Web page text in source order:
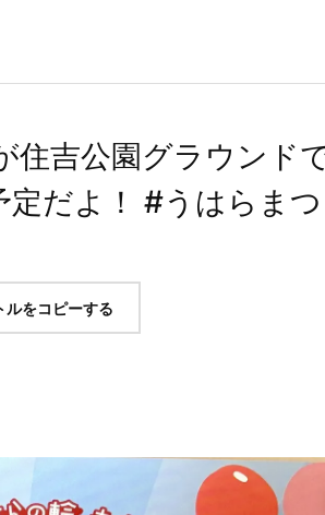
住吉公園グラウンド
だよ！ #うはらまつ
ルをコピーする